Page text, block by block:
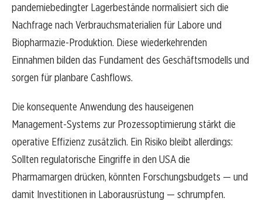
pandemiebedingter Lagerbestände normalisiert sich die
Nachfrage nach Verbrauchsmaterialien für Labore und
Biopharmazie-Produktion. Diese wiederkehrenden
Einnahmen bilden das Fundament des Geschäftsmodells und
sorgen für planbare Cashflows.
Die konsequente Anwendung des hauseigenen
Management-Systems zur Prozessoptimierung stärkt die
operative Effizienz zusätzlich. Ein Risiko bleibt allerdings:
Sollten regulatorische Eingriffe in den USA die
Pharmamargen drücken, könnten Forschungsbudgets — und
damit Investitionen in Laborausrüstung — schrumpfen.